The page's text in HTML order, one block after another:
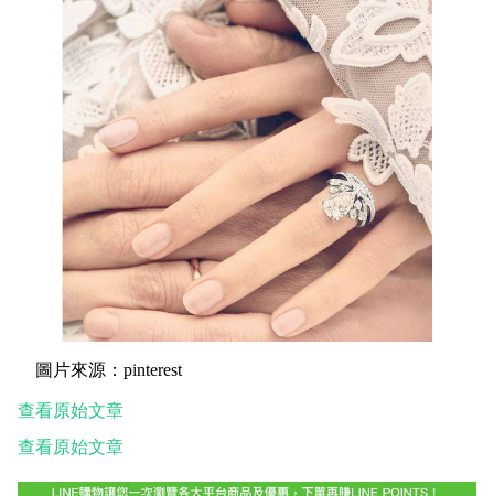
圖片來源：pinterest
查看原始文章
查看原始文章